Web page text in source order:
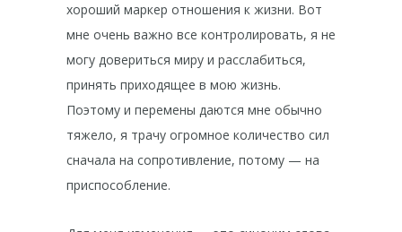
хороший маркер отношения к жизни. Вот
мне очень важно все контролировать, я не
могу довериться миру и расслабиться,
принять приходящее в мою жизнь.
Поэтому и перемены даются мне обычно
тяжело, я трачу огромное количество сил
сначала на сопротивление, потому — на
приспособление.